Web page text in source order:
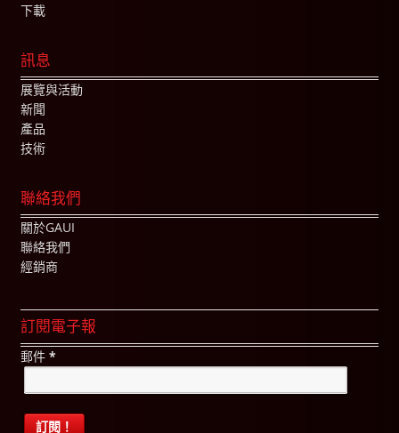
下載
訊息
展覽與活動
新聞
產品
技術
聯絡我們
關於GAUI
聯絡我們
經銷商
訂閱電子報
郵件 *